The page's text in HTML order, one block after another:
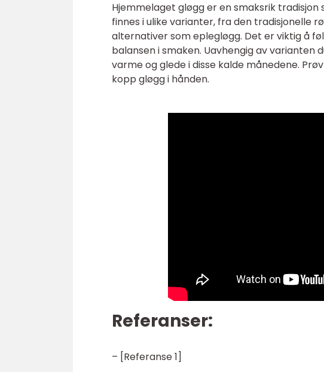
Hjemmelaget gløgg er en smaksrik
finnes i ulike varianter, fra den tradisjonelle
alternativer som eplegløgg. Det er viktig å
balansen i smaken. Uavhengig av
varme og glede i disse kalde månedene.
kopp gløgg i hånden.
Referanser:
– [Referanse 1]